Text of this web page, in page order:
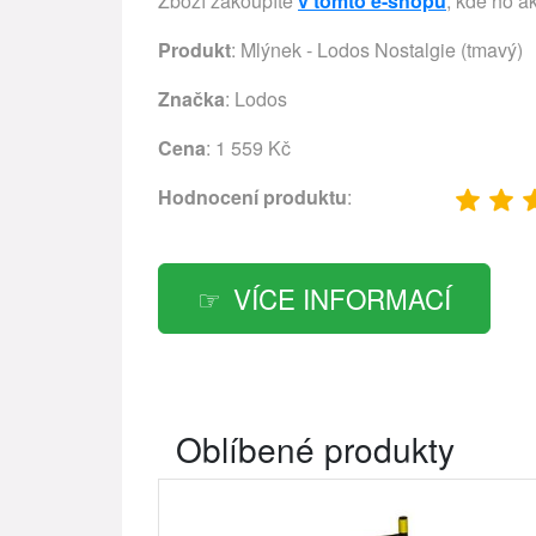
Produkt: Mlýnek - Lodos Nostalgie (tmavý)
Značka: Lodos
Cena: 1 559 Kč
Hodnocení produktu:
VÍCE INFORMACÍ
Oblíbené produkty